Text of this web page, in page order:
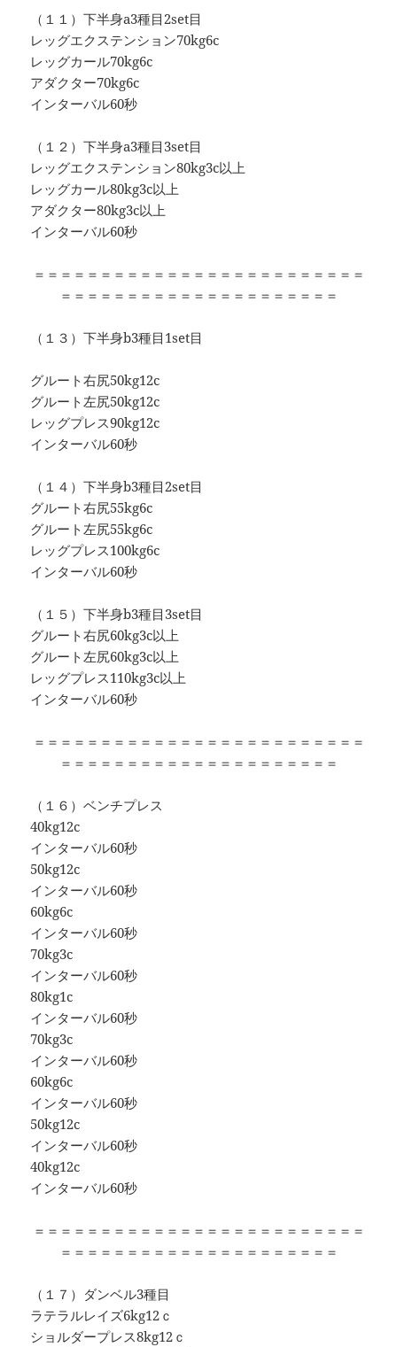
（１１）下半身a3種目2set目
レッグエクステンション70kg6c
レッグカール70kg6c
アダクター70kg6c
インターバル60秒
（１２）下半身a3種目3set目
レッグエクステンション80kg3c以上
レッグカール80kg3c以上
アダクター80kg3c以上
インターバル60秒
＝＝＝＝＝＝＝＝＝＝＝＝＝＝＝＝＝＝＝＝＝＝＝＝＝
＝＝＝＝＝＝＝＝＝＝＝＝＝＝＝＝＝＝＝＝＝
（１３）下半身b3種目1set目
グルート右尻50kg12c
グルート左尻50kg12c
レッグプレス90kg12c
インターバル60秒
（１４）下半身b3種目2set目
グルート右尻55kg6c
グルート左尻55kg6c
レッグプレス100kg6c
インターバル60秒
（１５）下半身b3種目3set目
グルート右尻60kg3c以上
グルート左尻60kg3c以上
レッグプレス110kg3c以上
インターバル60秒
＝＝＝＝＝＝＝＝＝＝＝＝＝＝＝＝＝＝＝＝＝＝＝＝＝
＝＝＝＝＝＝＝＝＝＝＝＝＝＝＝＝＝＝＝＝＝
（１６）ベンチプレス
40kg12c
インターバル60秒
50kg12c
インターバル60秒
60kg6c
インターバル60秒
70kg3c
インターバル60秒
80kg1c
インターバル60秒
70kg3c
インターバル60秒
60kg6c
インターバル60秒
50kg12c
インターバル60秒
40kg12c
インターバル60秒
＝＝＝＝＝＝＝＝＝＝＝＝＝＝＝＝＝＝＝＝＝＝＝＝＝
＝＝＝＝＝＝＝＝＝＝＝＝＝＝＝＝＝＝＝＝＝
（１７）ダンベル3種目
ラテラルレイズ6kg12ｃ
ショルダープレス8kg12ｃ